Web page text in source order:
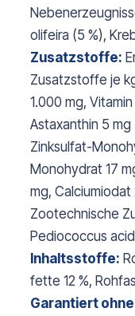
olifeira (5 %),
Zusatzstoffe:
Zusatzstoffe je
1.000 mg,
Astaxanthin 5
Zinksulfat-
Monohydrat 17
mg, Calciumiodat
Zootechnische
Pediococcus
Inhaltsstoffe:
fette 12 %,
Garantiert